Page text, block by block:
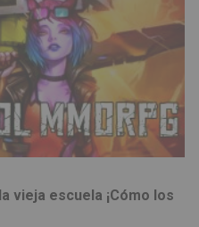
vieja escuela ¡Cómo los